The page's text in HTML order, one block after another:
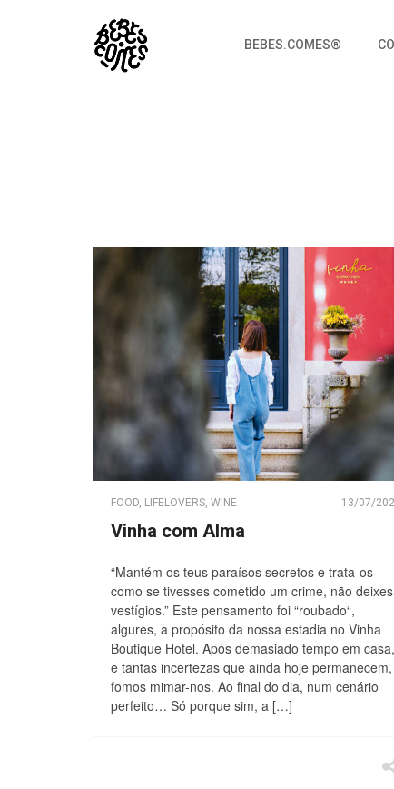
BEBES.COMES®
FOOD, LIFELOVERS, WINE 13/07/
Vinha com Alma
“Mantém os teus paraísos secretos e trata-os
como se tivesses cometido um crime, não deixes
vestígios.” Este pensamento foi “roubado“,
algures, a propósito da nossa estadia no Vinha
Boutique Hotel. Após demasiado tempo em casa,
e tantas incertezas que ainda hoje permanecem,
fomos mimar-nos. Ao final do dia, num cenário
perfeito… Só porque sim, a […]